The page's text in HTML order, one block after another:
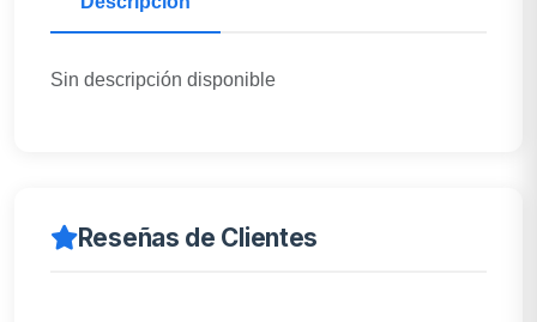
Sin descripción disponible
Reseñas de Clientes